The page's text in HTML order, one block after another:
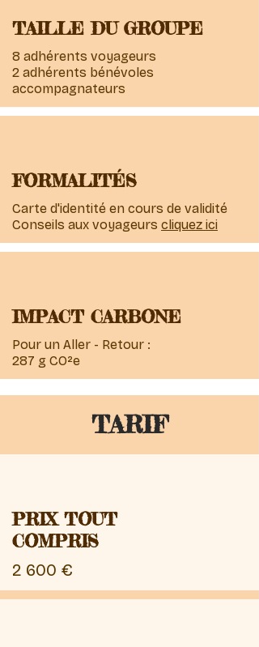
TAILLE DU GROUPE
8 adhérents voyageurs
2 adhérents bénévoles
accompagnateurs
FORMALITÉS
Carte d'identité en cours de validité
Conseils aux voyageurs cliquez ici
IMPACT CARBONE
Pour un Aller - Retour :
287 g CO²e
TARIF
PRIX TOUT
COMPRIS
2 600 €